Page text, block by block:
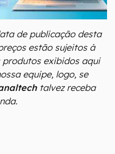
de publicação desta
estão sujeitos à
produtos exibidos aqui
equipe, logo, se
talvez receba